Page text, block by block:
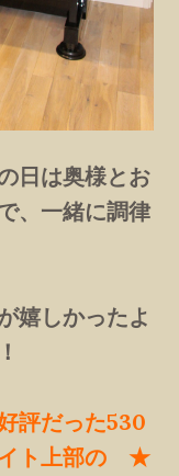
日は奥様とお
、一緒に調律
嬉しかったよ
評だった530
イト上部の ★